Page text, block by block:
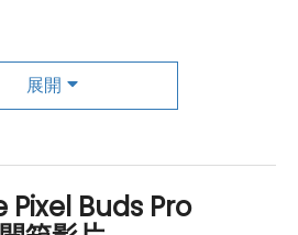
身臨其境的音樂體驗。此外，可
清晰的通話品質。
Buds Pro 結合了精湛的技術，
通話。無論是沉浸式的音質，還
展開
Pixel Buds Pro